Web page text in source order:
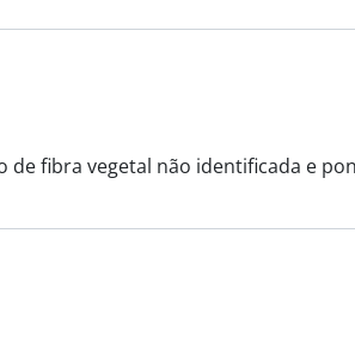
fibra vegetal não identificada e